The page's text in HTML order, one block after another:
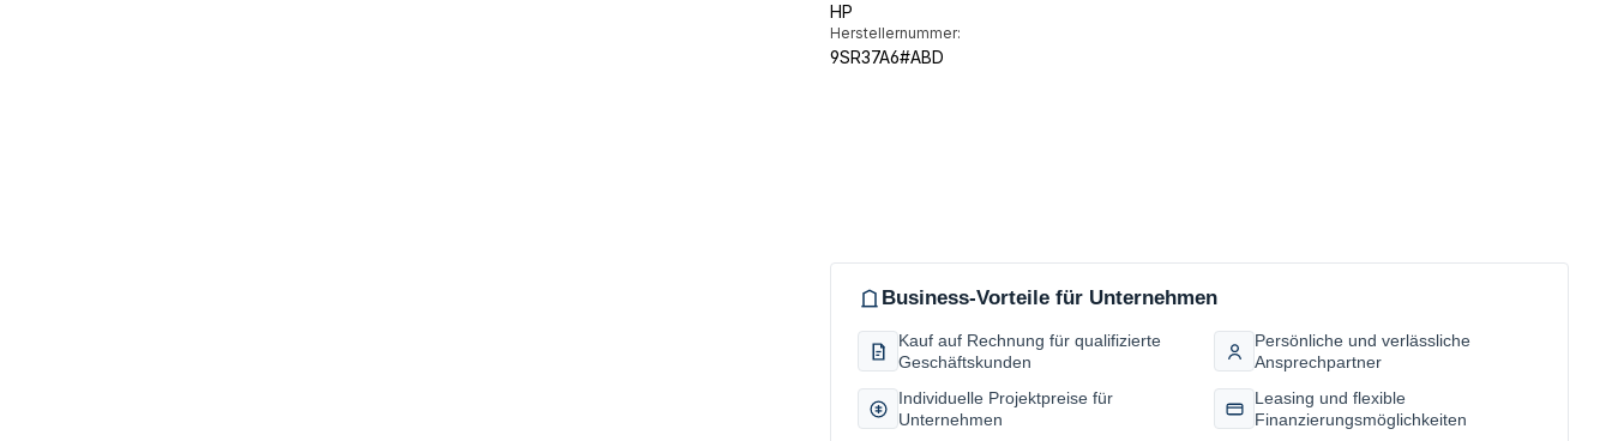
HP
Herstellernummer:
9SR37A6#ABD
Business-Vorteile für Unternehmen
Kauf auf Rechnung für qualifizierte
Geschäftskunden
Persönliche und verlässliche
Ansprechpartner
Individuelle Projektpreise für
Unternehmen
Leasing und flexible
Finanzierungsmöglichkeiten